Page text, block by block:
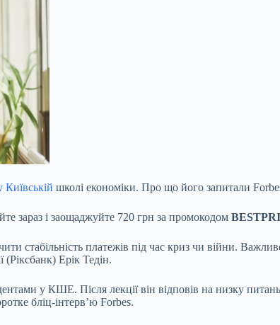
Київській школі економіки. Про що його запитали
зараз і заощаджуйте 720 грн за промокодом
стабільність платежів під час криз чи війни.
(Ріксбанк) Ерік Тедін.
у КШЕ. Після лекції він відповів на низку
бліц-інтервʼю Forbes.